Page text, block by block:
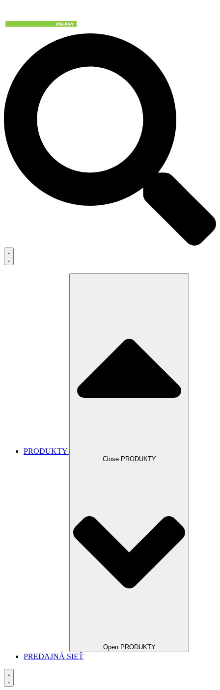
obsah
PRODUKTY
Close PRODUKTY
Open PRODUKTY
PREDAJNÁ SIEŤ